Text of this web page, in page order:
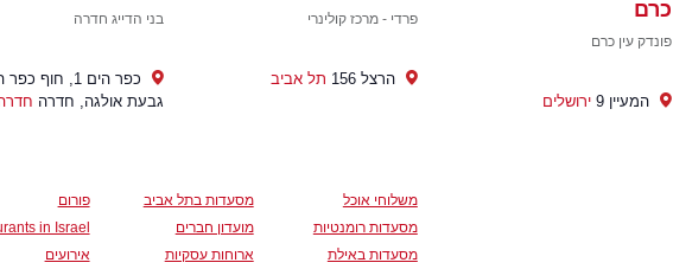
כרם
פונדק עין כרם
המעיין 9 ירושלים
פרדי - מרכז קולינרי
הרצל 156 תל אביב
בני הדייג חדרה
כפר הים 1, חוף
גבעת אולגה, חדרה
משלוחי אוכל
מסעדות רומנטיות
מסעדות באילת
מסעדות בתל אביב
מועדון חברים
ארוחות עסקיות
פורום
in Israel
אירועים